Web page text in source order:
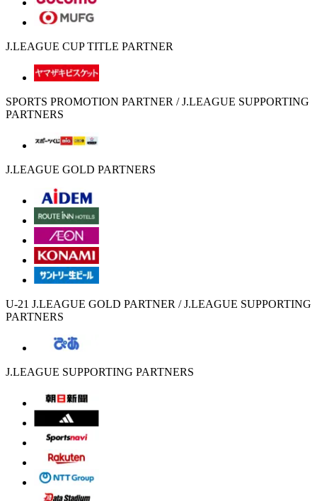
J.LEAGUE CUP TITLE PARTNER
SPORTS PROMOTION PARTNER / J.LEAGUE SUPPORTING
PARTNERS
J.LEAGUE GOLD PARTNERS
U-21 J.LEAGUE GOLD PARTNER / J.LEAGUE SUPPORTING
PARTNERS
J.LEAGUE SUPPORTING PARTNERS